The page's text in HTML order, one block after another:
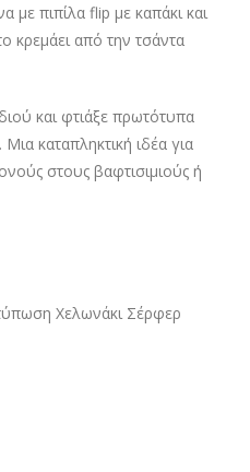
πιπίλα flip με καπάκι και
κρεμάει από την τσάντα
και φτιάξε πρωτότυπα
καταπληκτική ιδέα για
στους βαφτισιμιούς ή